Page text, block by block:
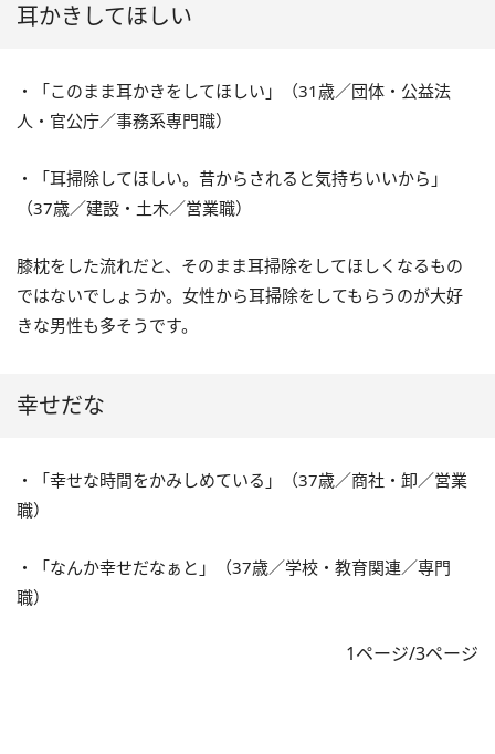
耳かきしてほしい
・「このまま耳かきをしてほしい」（31歳／団体・公益法
人・官公庁／事務系専門職）
・「耳掃除してほしい。昔からされると気持ちいいから」
（37歳／建設・土木／営業職）
膝枕をした流れだと、そのまま耳掃除をしてほしくなるもの
ではないでしょうか。女性から耳掃除をしてもらうのが大好
きな男性も多そうです。
幸せだな
・「幸せな時間をかみしめている」（37歳／商社・卸／営業
職）
・「なんか幸せだなぁと」（37歳／学校・教育関連／専門
職）
1ページ/3ページ